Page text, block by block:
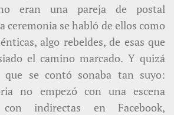
eran una pareja de postal
ceremonia se habló de ellos como
algo rebeldes, de esas que
el camino marcado. Y quizá
se contó sonaba tan suyo:
no empezó con una escena
indirectas en Facebook,